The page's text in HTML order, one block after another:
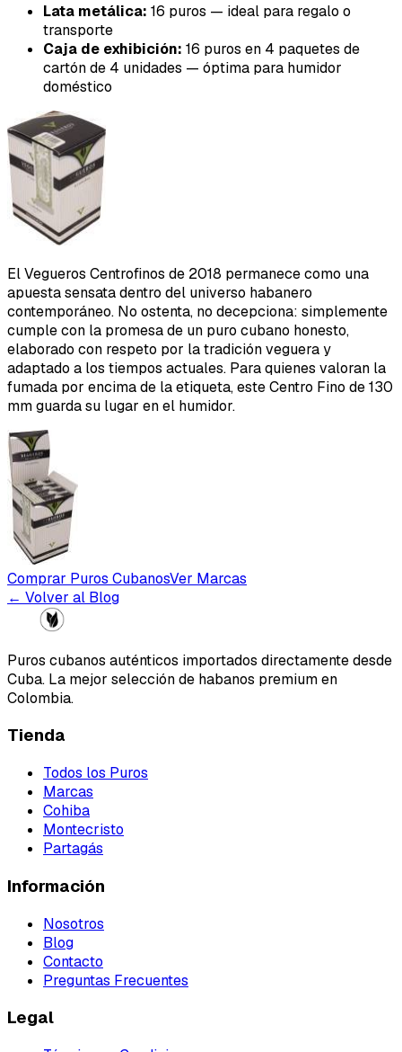
Lata metálica: 16 puros — ideal para regalo o
transporte
Caja de exhibición: 16 puros en 4 paquetes de
cartón de 4 unidades — óptima para humidor
doméstico
El Vegueros Centrofinos de 2018 permanece como una
apuesta sensata dentro del universo habanero
contemporáneo. No ostenta, no decepciona: simplemente
cumple con la promesa de un puro cubano honesto,
elaborado con respeto por la tradición veguera y
adaptado a los tiempos actuales. Para quienes valoran la
fumada por encima de la etiqueta, este Centro Fino de 130
mm guarda su lugar en el humidor.
Comprar Puros CubanosVer Marcas
← Volver al Blog
Puros cubanos auténticos importados directamente desde
Cuba. La mejor selección de habanos premium en
Colombia.
Tienda
Todos los Puros
Marcas
Cohiba
Montecristo
Partagás
Información
Nosotros
Blog
Contacto
Preguntas Frecuentes
Legal